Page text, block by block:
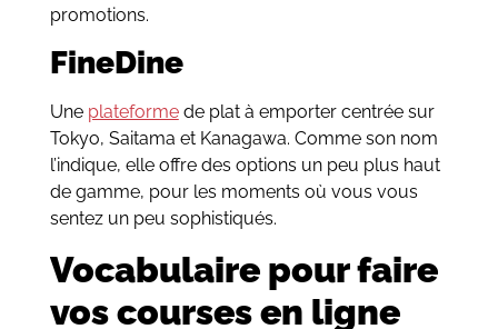
promotions.
FineDine
Une plateformede plat à emporter centrée sur
Tokyo, Saitama et Kanagawa. Comme son nom
l’indique, elle offre des options un peu plus haut
de gamme, pour les moments où vous vous
sentez un peu sophistiqués.
Vocabulaire pour faire
vos courses en ligne